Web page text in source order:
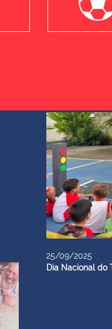
25/09/2025
Dia Nacional do